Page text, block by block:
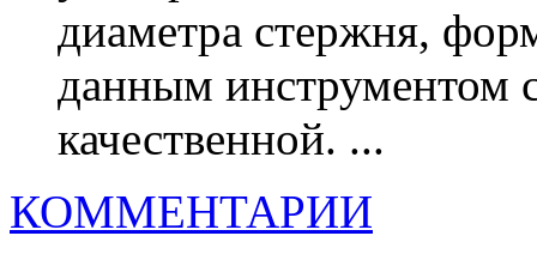
диаметра стержня,
данным инструментом
качественной. ...
КОММЕНТАРИИ